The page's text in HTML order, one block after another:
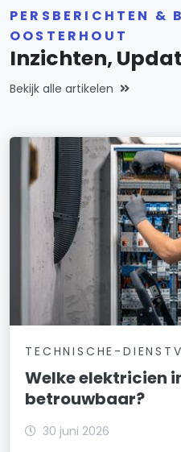
PERSBERICHTEN &
OOSTERHOUT
Inzichten,
Bekijk alle artikelen
TECHNISCHE-
Welke elektricien
betrouwbaar?
30 juni 2026